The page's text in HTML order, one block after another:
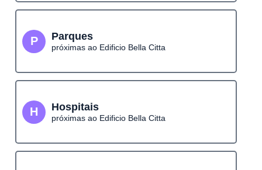
P Parques
próximas ao Edificio Bella Citta
H Hospitais
próximas ao Edificio Bella Citta